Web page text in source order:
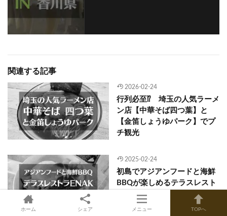
関連する記事
2026-02-24
行列必至⁉ 埼玉の人気ラーメ
ン店【中華そば四つ葉】と
【金笛しょうゆパーク】でプ
チ観光
2025-02-24
初島でアジアンフードと海鮮
BBQが楽しめるテラスレスト
ラン〈ENAK（エナ）〉ラン
チレポート
ホーム シェア メニュー TOPへ